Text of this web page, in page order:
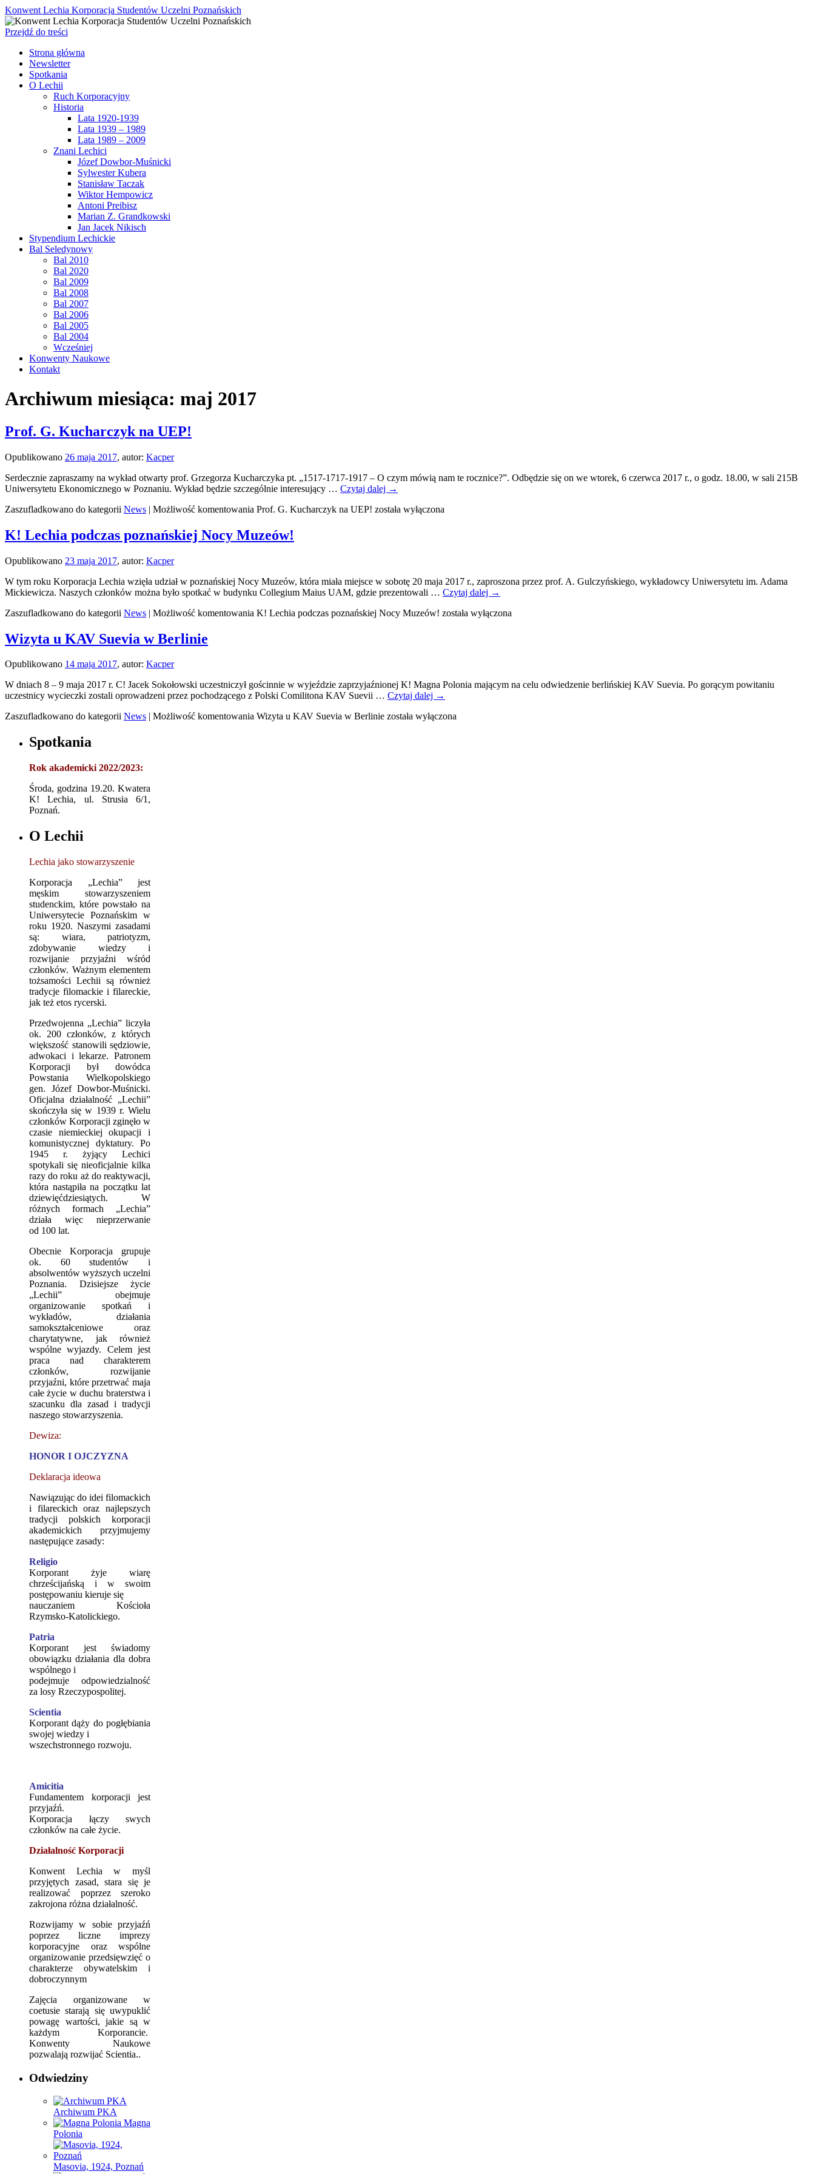
Konwent Lechia Korporacja Studentów Uczelni Poznańskich
Przejdź do treści
Strona główna
Newsletter
Spotkania
O Lechii
Ruch Korporacyjny
Historia
Lata 1920-1939
Lata 1939 – 1989
Lata 1989 – 2009
Znani Lechici
Józef Dowbor-Muśnicki
Sylwester Kubera
Stanisław Taczak
Wiktor Hempowicz
Antoni Preibisz
Marian Z. Grandkowski
Jan Jacek Nikisch
Stypendium Lechickie
Bal Seledynowy
Bal 2010
Bal 2020
Bal 2009
Bal 2008
Bal 2007
Bal 2006
Bal 2005
Bal 2004
Wcześniej
Konwenty Naukowe
Kontakt
Archiwum miesiąca: maj 2017
Prof. G. Kucharczyk na UEP!
Opublikowano 26 maja 2017, autor: Kacper
Serdecznie zapraszamy na wykład otwarty prof. Grzegorza Kucharczyka pt. „1517-1717-1917 – O czym mówią nam te rocznice?”. Odbędzie się on we wtorek, 6 czerwca 2017 r., o godz. 18.00, w sali 215B
Uniwersytetu Ekonomicznego w Poznaniu. Wykład będzie szczególnie interesujący … Czytaj dalej →
Zaszufladkowano do kategorii News | Możliwość komentowania Prof. G. Kucharczyk na UEP! została wyłączona
K! Lechia podczas poznańskiej Nocy Muzeów!
Opublikowano 23 maja 2017, autor: Kacper
W tym roku Korporacja Lechia wzięła udział w poznańskiej Nocy Muzeów, która miała miejsce w sobotę 20 maja 2017 r., zaproszona przez prof. A. Gulczyńskiego, wykładowcy Uniwersytetu im. Adama
Mickiewicza. Naszych członków można było spotkać w budynku Collegium Maius UAM, gdzie prezentowali … Czytaj dalej →
Zaszufladkowano do kategorii News | Możliwość komentowania K! Lechia podczas poznańskiej Nocy Muzeów! została wyłączona
Wizyta u KAV Suevia w Berlinie
Opublikowano 14 maja 2017, autor: Kacper
W dniach 8 – 9 maja 2017 r. C! Jacek Sokołowski uczestniczył gościnnie w wyjeździe zaprzyjaźnionej K! Magna Polonia mającym na celu odwiedzenie berlińskiej KAV Suevia. Po gorącym powitaniu
uczestnicy wycieczki zostali oprowadzeni przez pochodzącego z Polski Comilitona KAV Suevii … Czytaj dalej →
Zaszufladkowano do kategorii News | Możliwość komentowania Wizyta u KAV Suevia w Berlinie została wyłączona
Spotkania
Rok akademicki 2022/2023:
Środa, godzina 19.20. Kwatera
K! Lechia, ul. Strusia 6/1,
Poznań.
O Lechii
Lechia jako stowarzyszenie
Korporacja „Lechia” jest
męskim stowarzyszeniem
studenckim, które powstało na
Uniwersytecie Poznańskim w
roku 1920. Naszymi zasadami
są: wiara, patriotyzm,
zdobywanie wiedzy i
rozwijanie przyjaźni wśród
członków. Ważnym elementem
tożsamości Lechii są również
tradycje filomackie i filareckie,
jak też etos rycerski.
Przedwojenna „Lechia” liczyła
ok. 200 członków, z których
większość stanowili sędziowie,
adwokaci i lekarze. Patronem
Korporacji był dowódca
Powstania Wielkopolskiego
gen. Józef Dowbor-Muśnicki.
Oficjalna działalność „Lechii”
skończyła się w 1939 r. Wielu
członków Korporacji zginęło w
czasie niemieckiej okupacji i
komunistycznej dyktatury. Po
1945 r. żyjący Lechici
spotykali się nieoficjalnie kilka
razy do roku aż do reaktywacji,
która nastąpiła na początku lat
dziewięćdziesiątych. W
różnych formach „Lechia”
działa więc nieprzerwanie
od 100 lat.
Obecnie Korporacja grupuje
ok. 60 studentów i
absolwentów wyższych uczelni
Poznania. Dzisiejsze życie
„Lechii” obejmuje
organizowanie spotkań i
wykładów, działania
samokształceniowe oraz
charytatywne, jak również
wspólne wyjazdy. Celem jest
praca nad charakterem
członków, rozwijanie
przyjaźni, które przetrwać maja
całe życie w duchu braterstwa i
szacunku dla zasad i tradycji
naszego stowarzyszenia.
Dewiza:
HONOR I OJCZYZNA
Deklaracja ideowa
Nawiązując do idei filomackich
i filareckich oraz najlepszych
tradycji polskich korporacji
akademickich przyjmujemy
następujące zasady:
Religio
Korporant żyje wiarę
chrześcijańską i w swoim
postępowaniu kieruje się
nauczaniem Kościoła
Rzymsko-Katolickiego.
Patria
Korporant jest świadomy
obowiązku działania dla dobra
wspólnego i
podejmuje odpowiedzialność
za losy Rzeczypospolitej.
Scientia
Korporant dąży do pogłębiania
swojej wiedzy i
wszechstronnego rozwoju.
Amicitia
Fundamentem korporacji jest
przyjaźń.
Korporacja łączy swych
członków na całe życie.
Działalność Korporacji
Konwent Lechia w myśl
przyjętych zasad, stara się je
realizować poprzez szeroko
zakrojona różna działalność.
Rozwijamy w sobie przyjaźń
poprzez liczne imprezy
korporacyjne oraz wspólne
organizowanie przedsięwzięć o
charakterze obywatelskim i
dobroczynnym
Zajęcia organizowane w
coetusie starają się uwypuklić
powagę wartości, jakie są w
każdym Korporancie.
Konwenty Naukowe
pozwalają rozwijać Scientia..
Odwiedziny
Archiwum PKA
Magna
Polonia
Masovia, 1924, Poznań